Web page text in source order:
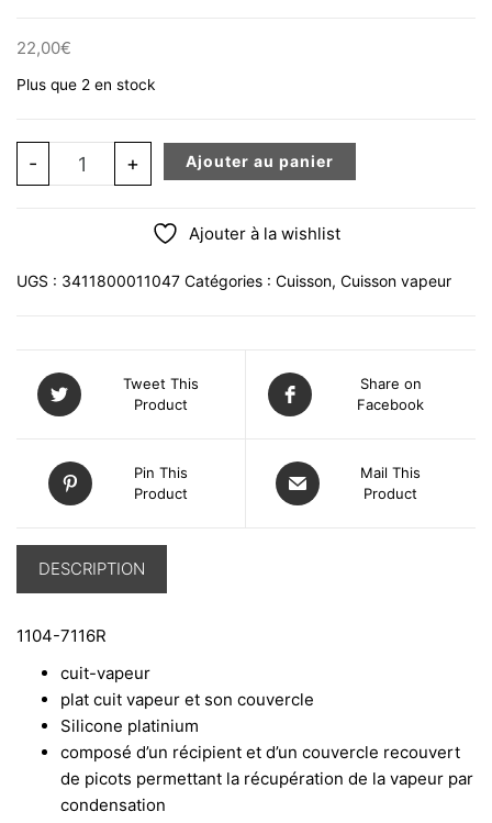
22,00€
Plus que 2 en stock
- quantité de Papill'Hot Cuit Vapeur Silicone Rouge 26,3
+ Ajouter au panier
Ajouter à la wishlist
UGS : 3411800011047 Catégories : Cuisson, Cuisson vapeur
Tweet This
Product
Share on
Facebook
Pin This
Product
Mail This
Product
DESCRIPTION
1104-7116R
cuit-vapeur
plat cuit vapeur et son couvercle
Silicone platinium
composé d’un récipient et d’un couvercle recouvert
de picots permettant la récupération de la vapeur par
condensation